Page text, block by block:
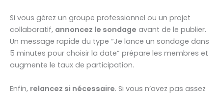
Si vous gérez un groupe professionnel ou un projet
collaboratif, annoncez le sondage avant de le publier.
Un message rapide du type “Je lance un sondage dans
5 minutes pour choisir la date” prépare les membres et
augmente le taux de participation.
Enfin, relancez si nécessaire. Si vous n’avez pas assez